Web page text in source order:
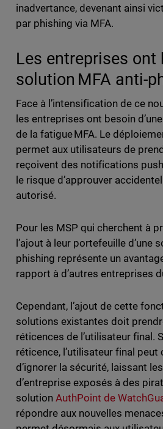
inadvertance, devenant ainsi
par phishing via MFA.
Les entreprises ont
solution MFA anti-
Face à l’intensification de ce
les entreprises ont besoin
de la fatigue MFA. Le
permet aux utilisateurs de
reçoivent des notifications
le risque d’approuver
autorisé.
Pour les MSP qui cherchent à
l’ajout à leur portefeuille d’une
phishing représente un
rapport à d’autres entreprises
Cependant, l’ajout de cette
solutions existantes doit
réticences de l’utilisateur final.
réticence, l’utilisateur final peut
d’ignorer la sécurité, laissant
d’entreprise exposés à des
solution AuthPoint de
répondre aux nouvelles